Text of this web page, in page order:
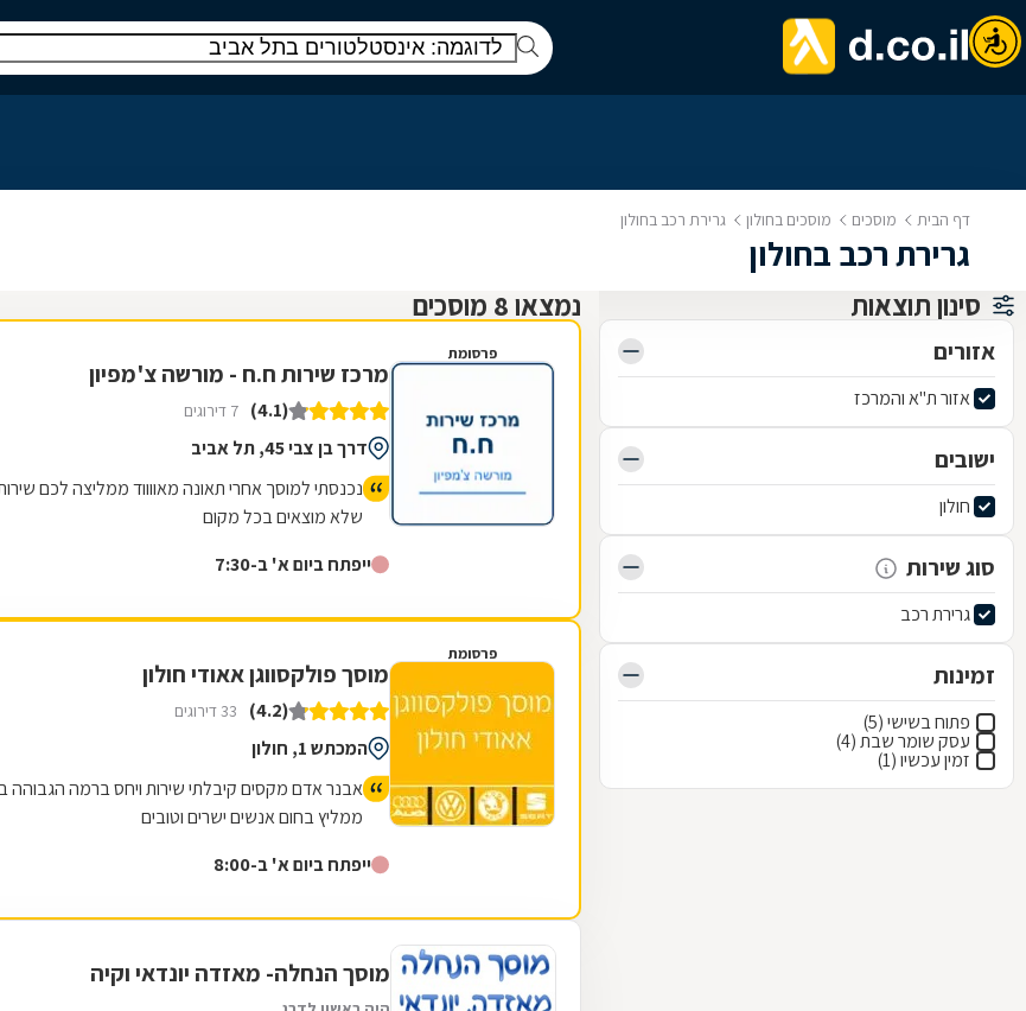
דף הבית מוסכים מוסכים בחולון גרירת רכב בחולון
גרירת רכב בחולון
סינון תוצאות
אזורים
אזור ת"א והמרכז
ישובים
חולון
סוג שירות
גרירת רכב
זמינות
פתוח בשישי (5)
עסק שומר שבת (4)
זמין עכשיו (1)
נמצאו 8 מוסכים
פרסומת
מרכז שירות ח.ח - מורשה צ'מפיון
(4.1) 7 דירוגים
דרך בן צבי 45, תל אביב
נכנסתי למוסך אחרי תאונה מאווווד ממליצה לכם
שלא מוצאים בכל מקום
ייפתח ביום א' ב-7:30
פרסומת
מוסך פולקסווגן אאודי חולון
(4.2) 33 דירוגים
המכתש 1, חולון
אבנר אדם מקסים קיבלתי שירות ויחס ברמה הגבוהה
ממליץ בחום אנשים ישרים וטובים
ייפתח ביום א' ב-8:00
מוסך הנחלה- מאזדה יונדאי וקיה